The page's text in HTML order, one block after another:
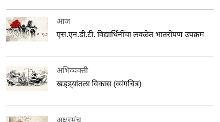
आज
एस.एन.डी.टी. विद्यार्थिनींचा लवळेत भातरोपण उपक्रम
अभिव्यक्ती
खड्ड्यांतला विकास (व्यंगचित्र)
अक्षरमंच